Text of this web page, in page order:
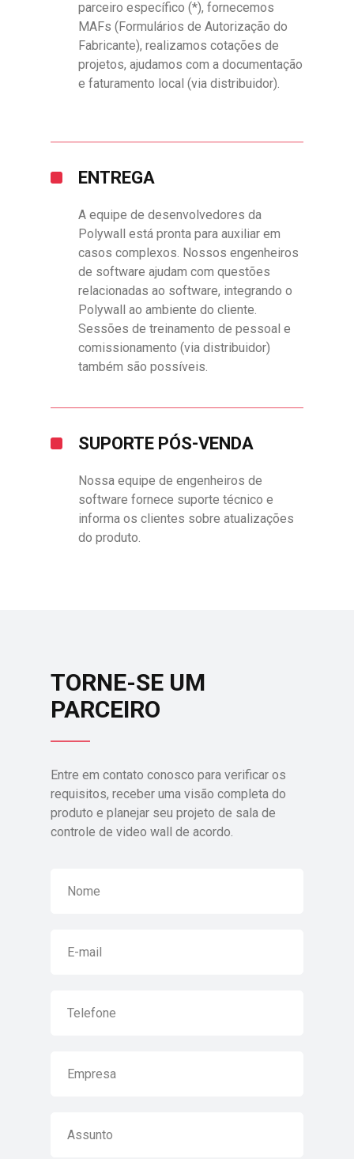
parceiro específico (*), fornecemos
MAFs (Formulários de Autorização do
Fabricante), realizamos cotações de
projetos, ajudamos com a documentação
e faturamento local (via distribuidor).
A equipe de desenvolvedores da
Polywall está pronta para auxiliar em
casos complexos. Nossos engenheiros
de software ajudam com questões
relacionadas ao software, integrando o
Polywall ao ambiente do cliente.
Sessões de treinamento de pessoal e
comissionamento (via distribuidor)
também são possíveis.
ENTREGA
Nossa equipe de engenheiros de
software fornece suporte técnico e
informa os clientes sobre atualizações
do produto.
SUPORTE PÓS-VENDA
TORNE-SE UM
PARCEIRO
Entre em contato conosco para verificar os
requisitos, receber uma visão completa do
produto e planejar seu projeto de sala de
controle de video wall de acordo.